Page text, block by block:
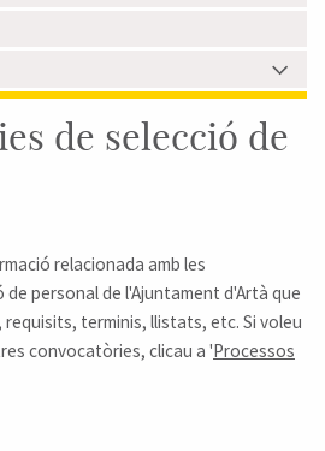
de selecció de
relacionada amb les
personal de l'Ajuntament d'Artà que
terminis, llistats, etc. Si voleu
convocatòries, clicau a 'Processos